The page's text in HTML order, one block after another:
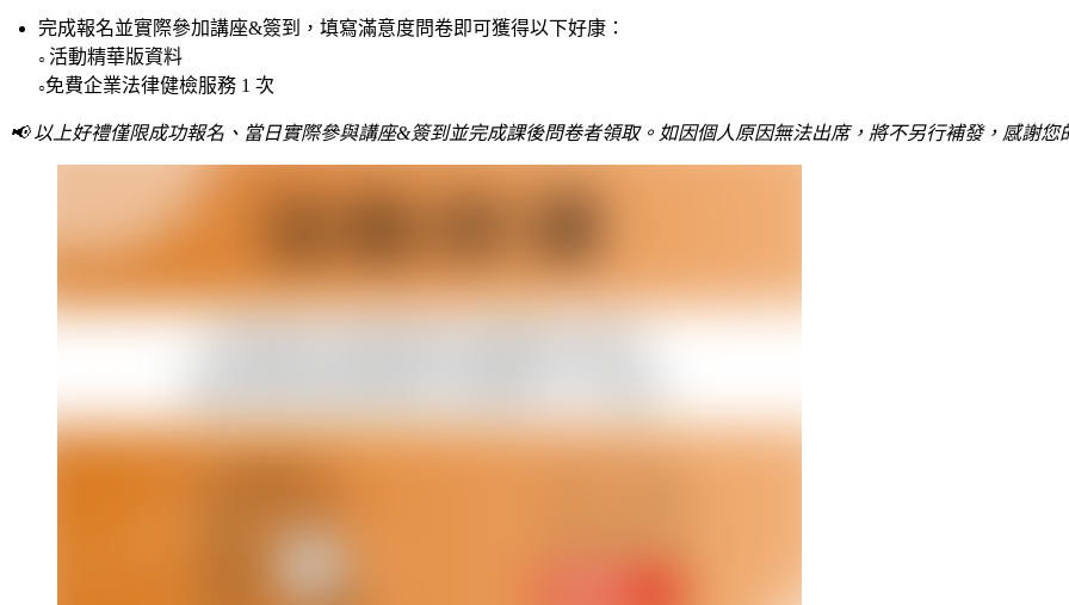
完成報名並實際參加講座&簽到，填寫滿意度問卷即可獲得以下好康：
○ 活動精華版資料
○免費企業法律健檢服務 1 次
📢 以上好禮僅限成功報名、當日實際參與講座&簽到並完成課後問卷者領取。如因個人原因無法出席，將不另行補發，感謝您